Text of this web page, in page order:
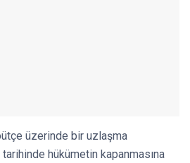
üzerinde bir uzlaşma
hükümetin kapanmasına